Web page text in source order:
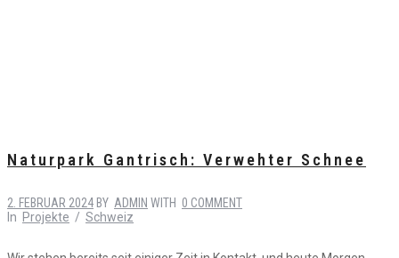
Naturpark Gantrisch: Verwehter Schnee
2. FEBRUAR 2024 BY ADMIN WITH 0 COMMENT
In Projekte / Schweiz